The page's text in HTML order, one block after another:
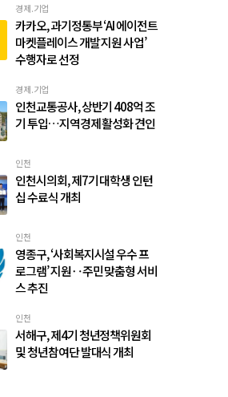
경제.기업
카카오, 과기정통부 ‘AI 에이전트
마켓플레이스 개발 지원 사업’
수행자로 선정
경제.기업
인천교통공사, 상반기 408억 조
기 투입…지역경제 활성화 견인
인천
인천시의회, 제7기 대학생 인턴
십 수료식 개최
인천
영종구, ‘사회복지시설 우수 프
로그램’ 지원‥주민 맞춤형 서비
스 추진
인천
서해구, 제4기 청년정책위원회
및 청년참여단 발대식 개최